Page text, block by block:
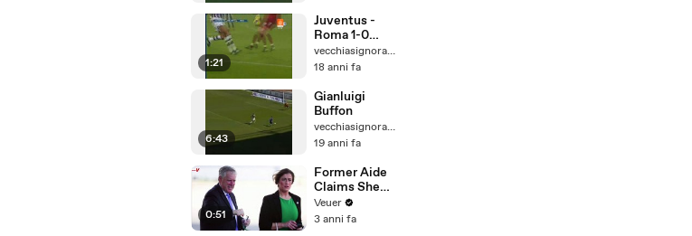
1:21
Juventus -
Roma 1-0
16/02/2008 vecchiasignoracom
18 anni fa
6:43
Gianluigi
Buffon
vecchiasignoracom
19 anni fa
0:51
Former Aide
Claims She
Was Asked to
Make a ‘Hit
Veuer
3 anni fa